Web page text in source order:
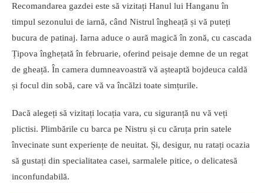
Recomandarea gazdei este să vizitați Hanul lui Hanganu în
timpul sezonului de iarnă, când Nistrul îngheață și vă puteți
bucura de patinaj. Iarna aduce o aură magică în zonă, cu cascada
Țipova înghețată în februarie, oferind peisaje demne de un regat
de gheață. În camera dumneavoastră vă așteaptă bojdeuca caldă
și focul din sobă, care vă va încălzi toate simțurile.
Dacă alegeți să vizitați locația vara, cu siguranță nu vă veți
plictisi. Plimbările cu barca pe Nistru și cu căruța prin satele
învecinate sunt experiențe de neuitat. Și, desigur, nu ratați ocazia
să gustați din specialitatea casei, sarmalele pitice, o delicatesă
inconfundabilă.